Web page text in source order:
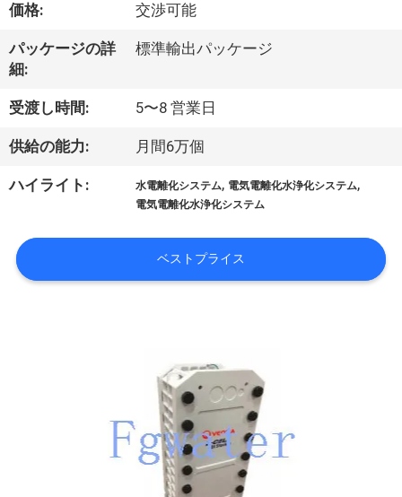
に
つ
い
て
工
場
旅
価格: 交渉可能
パッケージの詳
細:
標準輸出パッケージ
受渡し時間: 5〜8 営業日
供給の能力: 月間6万個
ハイライト: 水電離化システム, 電気電離化水浄化システム,
電気電離化水浄化システム
ベストプライス